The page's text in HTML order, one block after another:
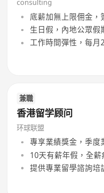
consulting
底薪加無上限佣金，
生日假，內地公眾假
工作時間彈性，每月
兼職
香港留学顾问
环球联盟
專享業績獎金，季度
10天有薪年假，全薪
提供專業留學諮詢培